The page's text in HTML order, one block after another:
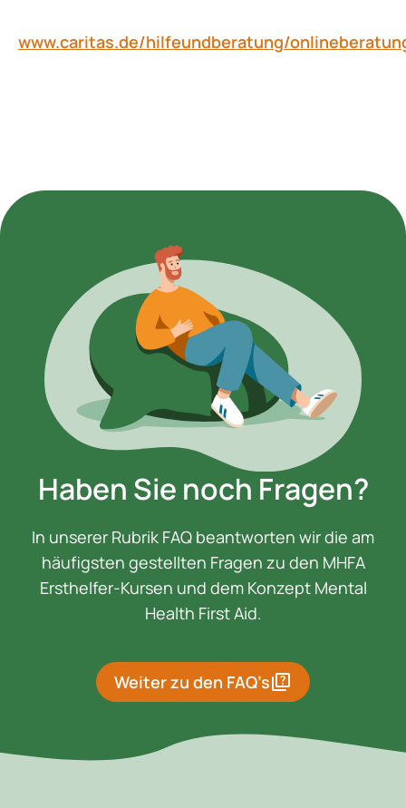
www.caritas.de/hilfeundberatung/
Haben Sie noch Fragen?
In unserer Rubrik FAQ beantworten wir die am
häufigsten gestellten Fragen zu den MHFA
Ersthelfer-Kursen und dem Konzept Mental
Health First Aid.
Weiter zu den FAQ’squiz